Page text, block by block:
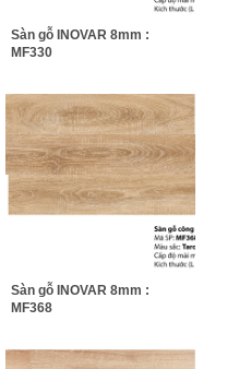
Sàn gỗ INOVAR 8mm :
MF330
Sàn gỗ INOVAR 8mm :
MF368